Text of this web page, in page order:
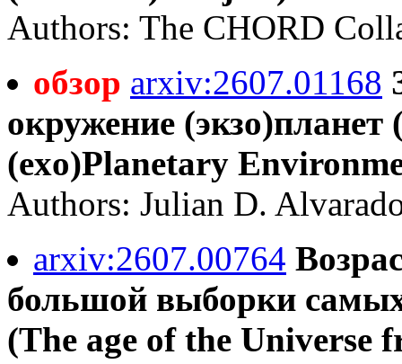
Authors: The CHORD
обзор arxiv:2607.01168
окружение
(exo)Planetary
Authors: Julian D.
arxiv:2607.00764
большой выборки
(The age of the Universe